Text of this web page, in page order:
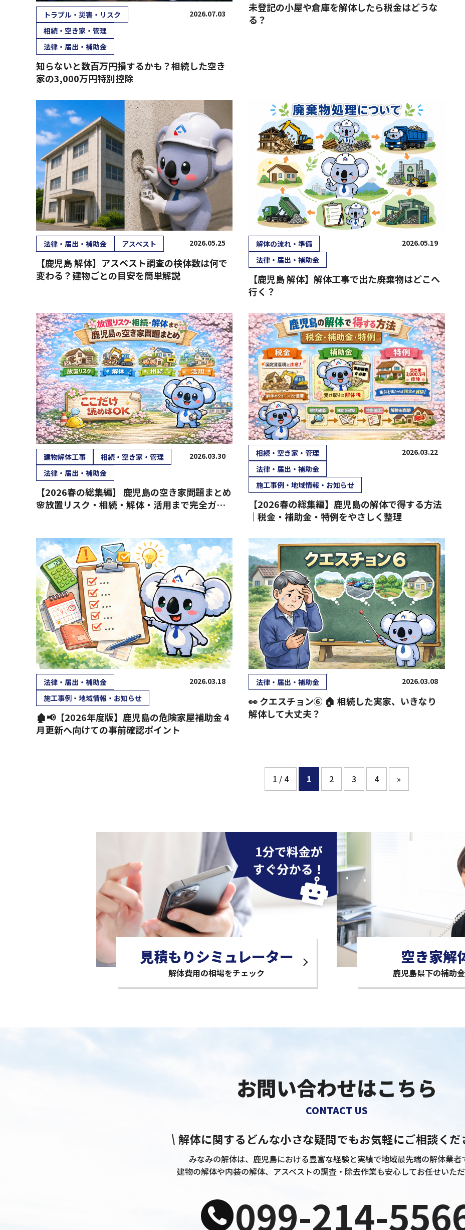
トラブル・災害・リスク
相続・空き家・管理
法律・届出・補助金
2026.07.03
知らないと数百万円損するかも？相続した空き
家の3,000万円特別控除
未登記の小屋や倉庫を解体したら税金はどうな
る？
法律・届出・補助金 アスベスト 2026.05.25
【鹿児島 解体】アスベスト調査の検体数は何で
変わる？建物ごとの目安を簡単解説
解体の流れ・準備
法律・届出・補助金
2026.05.19
【鹿児島 解体】解体工事で出た廃棄物はどこへ
行く？
建物解体工事
相続・空き家・管理
法律・届出・補助金
2026.03.30
【2026春の総集編】 鹿児島の空き家問題まとめ
🌸放置リスク・相続・解体・活用まで完全ガイ
相続・空き家・管理
法律・届出・補助金
施工事例・地域情報・お知らせ
2026.03.22
【2026春の総集編】鹿児島の解体で得する方法
｜税金・補助金・特例をやさしく整理
法律・届出・補助金
施工事例・地域情報・お知らせ
2026.03.18
🏚📢【2026年度版】鹿児島の危険家屋補助金 4
月更新へ向けての事前確認ポイント
法律・届出・補助金 2026.03.08
👀 クエスチョン⑥ 🏠 相続した実家、いきなり
解体して大丈夫？
1 / 4 1 2 3 4 »
見積もりシミュレーター
解体費用の相場をチェック
空き家解
鹿児島県下の補助
お問い合わせはこちら
CONTACT US
解体に関するどんな小さな疑問でもお気軽にご相談くだ
みなみの解体は、鹿児島における豊富な経験と実績で地域最先端の解体業者
建物の解体や内装の解体、アスベストの調査・除去作業も安心してお任せいただ
099-214-